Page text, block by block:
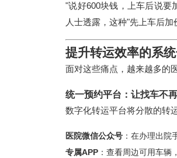
"说好600块钱，上车后说要
人士透露，这种"先上车后加
提升转运效率的系
面对这些痛点，越来越多的
统一预约平台：让找车不
数字化转运平台将分散的转
医院微信公众号 ：在办理出院
专属APP ：查看周边可用车辆